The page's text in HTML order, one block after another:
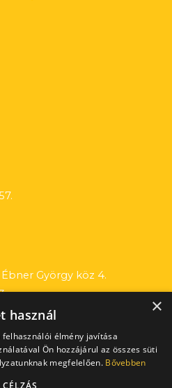
György köz 4.
195803
– 00100001
×
használ
élmény javítása
Ön hozzájárul az összes süti
megfelelően. Bővebben
CÉLZÁS